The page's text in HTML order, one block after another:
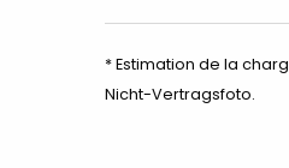
* Estimation de la
Nicht-Vertragsfoto.